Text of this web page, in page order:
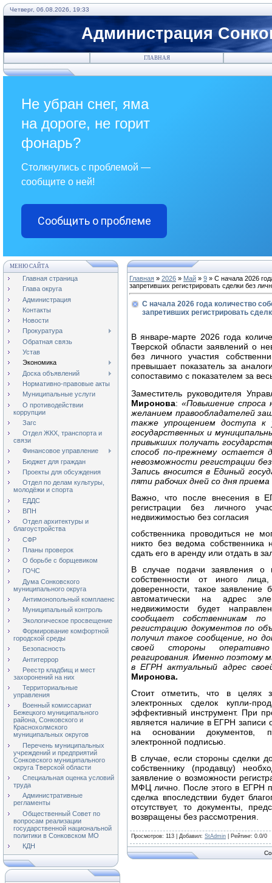
Четверг, 06.08.2026, 19:33
Администрация
ГЛАВНАЯ
Не убран снег, яма
на дороге, не горит
фонарь?
Столкнулись с проблемой —
сообщите о ней!
Сообщить о проблеме
МЕНЮ САЙТА
Главная страница
Глава округа
Администрация
Контакты
Новости
Прокуратура
Обратная связь
Устав
Экономика
Доска объявлений
Нормативно-правовые акты
Муниципальные услуги
О противодействии
коррупции
Загс
Отдел ЖКХ, транспорта и
связи
Финансовое управление
Бюджет для граждан
Проекты для обсуждения
Отдел по делам культуры,
молодёжи и спорта
ЕДДС
ВПН
Отдел архитектуры и
благоустройства
СФР
Планы проверок
О борьбе с борщевиком
ГОЧС
Дума Сонковского
муниципального округа
Антимонопольный комплаенс
Муниципальный контроль
Экологическое просвещение
Формирование комфортной
городской среды
Безопасность
Антитеррор
Реестр кладбищ и мест
захоронений на них
Территориальные
управления
Военный комиссариат
Бежецкого муниципального
района, Сонковского и
Краснохолмского
муниципальных округов
Перечень муниципальных
учреждений и предприятий
Сонковского муниципального
округа Тверской области
Специальная оценка условий
труда
Административные
регламенты
Общественный Совет по
вопросам реализации
государственной национальной
политики в Сонковском МО
КДН
Главная » 2026 » Май » 9 » С начала 2026
запретивших регистрировать сделки без
С начала 2026 года количество
запретивших регистрировать
В январе-марте 2026 года
Тверской области заявлений о
без личного участия
превышает показатель за
сопоставимо с показателем за
Заместитель руководителя
Миронова:«Повышение спроса
желанием правообладателей
также упрощением доступа к
государственных и
привыкших получать
способ по-прежнему остается
невозможности регистрации
Запись вносится в Единый
пяти рабочих дней со дня приема
Важно, что после внесения в
регистрации без личного
недвижимостью без согласия
собственника проводиться не
никто без ведома собственника
сдать его в аренду или отдать в
В случае подачи заявления о
собственности от иного
доверенности, такое
автоматически на адрес
недвижимости будет
сообщает собственникам
регистрацию документов по
получил такое сообщение, но
своей стороны
реагирования. Именно поэтому
в ЕГРН актуальный адрес
Миронова.
Стоит отметить, что в целях
электронных сделок купли-
эффективный инструмент. При
является наличие в ЕГРН записи
на основании документов,
электронной подписью.
В случае, если стороны сделки
собственнику (продавцу)
заявление о возможности
МФЦ лично. После этого в ЕГРН
сделка впоследствии будет
отсутствует, то документы,
возвращены без рассмотрения.
Просмотров: 113 | Добавил: StAdmin Рейтинг: 0.0/0